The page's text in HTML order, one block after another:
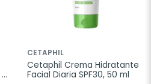
CETAPHIL
Cetaphil Crema Hidratante
Facial Diaria SPF30, 50 ml